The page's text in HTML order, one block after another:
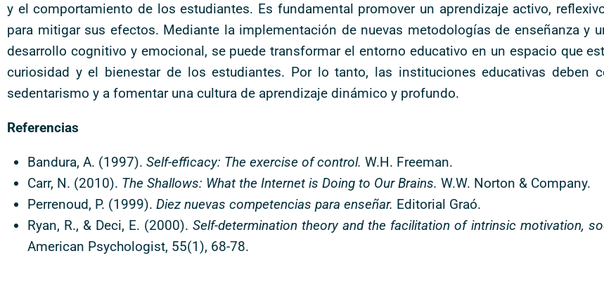
y el comportamiento de los estudiantes. Es fundamental promover un aprendizaje activo,
para mitigar sus efectos. Mediante la implementación de nuevas metodologías de enseñanza y
desarrollo cognitivo y emocional, se puede transformar el entorno educativo en un espacio que
curiosidad y el bienestar de los estudiantes. Por lo tanto, las instituciones educativas deben
sedentarismo y a fomentar una cultura de aprendizaje dinámico y profundo.
Referencias
Bandura, A. (1997). Self-efficacy: The exercise of control. W.H. Freeman.
Carr, N. (2010). The Shallows: What the Internet is Doing to Our Brains. W.W. Norton & Company.
Perrenoud, P. (1999). Diez nuevas competencias para enseñar. Editorial Graó.
Ryan, R., & Deci, E. (2000).Self-determination theory and the facilitation of intrinsic motivation,
American Psychologist, 55(1), 68-78.